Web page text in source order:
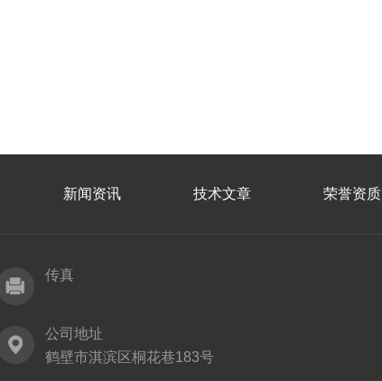
新闻资讯 技术文章 荣誉资质
传真
公司地址
鹤壁市淇滨区桐花巷183号